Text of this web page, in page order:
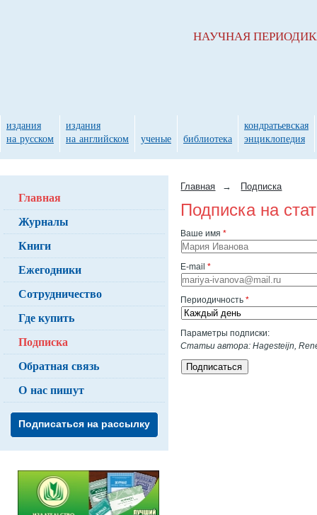
Главная → Подписка
Подписка на
Ваше имя*
E-mail*
Периодичность*
Параметры подписки:
Статьи автора: Hagesteijn,
Подписаться
Главная
Журналы
Книги
Ежегодники
Сотрудничество
Где купить
Подписка
Обратная связь
О нас пишут
Подписаться на рассылку
НАУЧНАЯ
издания
на русском
издания
на английском
ученые библиотека
кондратьевская
энциклопедия